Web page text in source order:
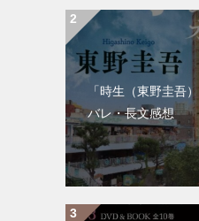
「時生（東野圭吾
バレ・長文感想